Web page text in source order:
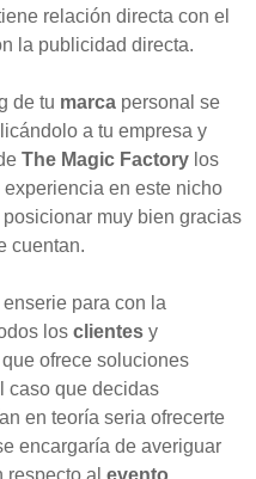
relación directa con el
la publicidad directa.
de tu marca personal se
a tu empresa y
The Magic Factory los
en este nicho
muy bien gracias
cuentan.
para con la
los clientes y
ofrece soluciones
caso que decidas
en teoría seria ofrecerte
encargaría de averiguar